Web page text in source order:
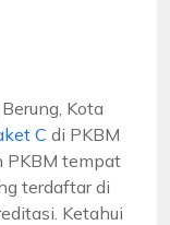
Kota
C di PKBM
PKBM tempat
terdaftar di
Ketahui